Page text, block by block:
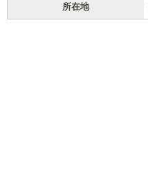
所在地